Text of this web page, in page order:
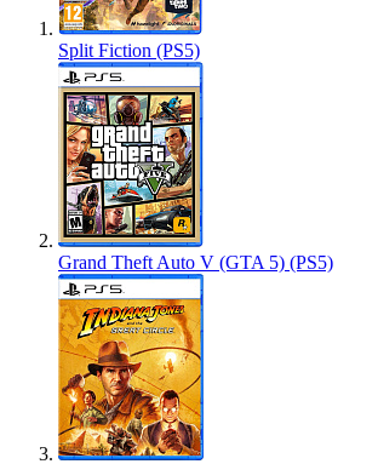
Split Fiction (PS5)
Grand Theft Auto V (GTA 5) (PS5)